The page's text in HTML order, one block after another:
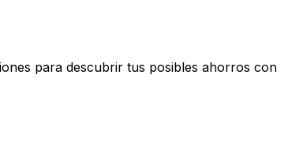
para descubrir tus posibles ahorros con